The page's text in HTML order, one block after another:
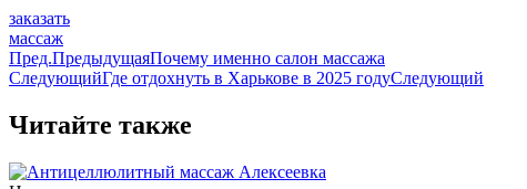
заказать
массаж
Пред.ПредыдущаяПочему именно салон массажа
СледующийГде отдохнуть в Харькове в 2025 годуСледующий
Читайте также